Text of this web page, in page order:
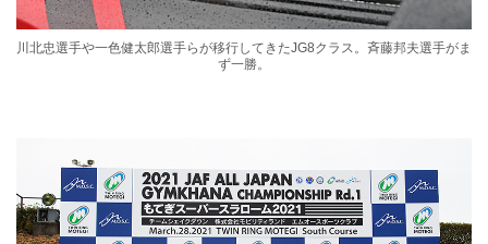
川北忠選手や一色健太郎選手らが移行してきたJG8クラス。斉藤邦夫選手がま
ず一勝。